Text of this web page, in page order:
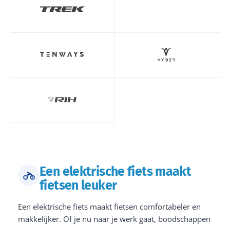
Een elektrische fiets maakt
fietsen leuker
Een elektrische fiets maakt fietsen comfortabeler en
makkelijker. Of je nu naar je werk gaat, boodschappen